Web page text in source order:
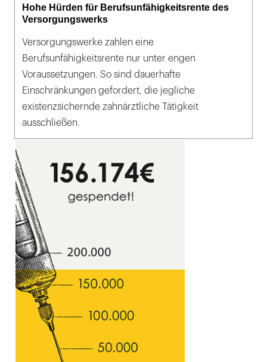
Hohe Hürden für Berufsunfähigkeitsrente des
Versorgungswerks
Versorgungswerke zahlen eine
Berufsunfähigkeitsrente nur unter engen
Voraussetzungen. So sind dauerhafte
Einschränkungen gefordert, die jegliche
existenzsichernde zahnärztliche Tätigkeit
ausschließen.